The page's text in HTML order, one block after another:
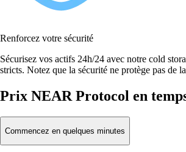
Renforcez votre sécurité
Sécurisez vos actifs 24h/24 avec notre cold
stricts. Notez que la sécurité ne protège pas de
Prix NEAR Protocol en
Commencez en quelques minutes